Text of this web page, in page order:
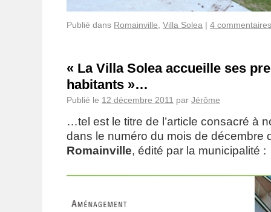
Publié dans Romainville Villa Solea | 4 commentaires
« La Villa Solea accueille ses
habitants »…
Publié le 12 décembre 2011 par Jérôme
…tel est le titre de l’article consacré à
dans le numéro du mois de décembre
Romainville, édité par la municipalité :